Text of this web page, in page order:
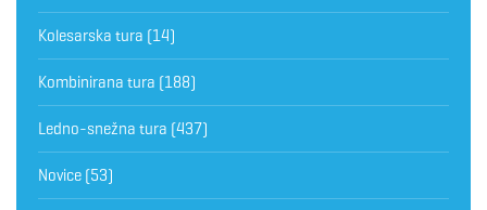
Kolesarska tura (14)
Kombinirana tura (188)
Ledno-snežna tura (437)
Novice (53)